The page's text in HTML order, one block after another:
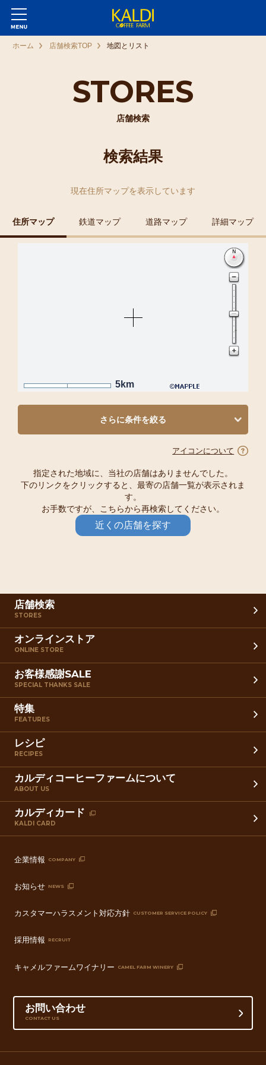
STORES
店舗検索
ホーム 店舗検索TOP 地図とリスト
検索結果
現在住所マップを表示しています
住所マップ 鉄道マップ 道路マップ 詳細マップ
5km
さらに条件を絞る
アイコンについて
指定された地域に、当社の店舗はありませんでした。
下のリンクをクリックすると、最寄の店舗一覧が表示されま
す。
お手数ですが、こちらから再検索してください。
近くの店舗を探す
店舗検索
STORES
オンラインストア
ONLINE STORE
お客様感謝SALE
SPECIAL THANKS SALE
特集
FEATURES
レシピ
RECIPES
カルディコーヒーファームについて
ABOUT US
カルディカード
KALDI CARD
企業情報 COMPANY
お知らせ NEWS
カスタマーハラスメント対応方針 CUSTOMER SERVICE POLICY
採用情報 RECRUIT
キャメルファームワイナリー CAMEL FARM WINERY
お問い合わせ
CONTACT US